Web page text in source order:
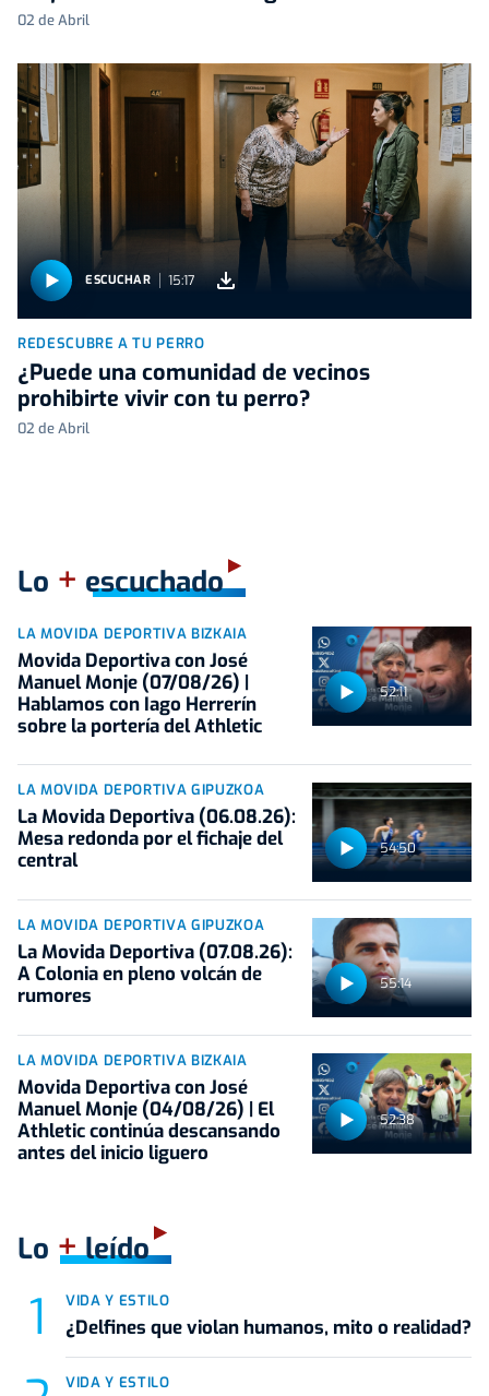
02 de Abril
ESCUCHAR 15:17
REDESCUBRE A TU PERRO
¿Puede una comunidad de vecinos
prohibirte vivir con tu perro?
02 de Abril
Lo + escuchado
52:11
LA MOVIDA DEPORTIVA BIZKAIA
Movida Deportiva con José
Manuel Monje (07/08/26) |
Hablamos con Iago Herrerín
sobre la portería del Athletic
54:50
LA MOVIDA DEPORTIVA GIPUZKOA
La Movida Deportiva (06.08.26):
Mesa redonda por el fichaje del
central
55:14
LA MOVIDA DEPORTIVA GIPUZKOA
La Movida Deportiva (07.08.26):
A Colonia en pleno volcán de
rumores
52:38
LA MOVIDA DEPORTIVA BIZKAIA
Movida Deportiva con José
Manuel Monje (04/08/26) | El
Athletic continúa descansando
antes del inicio liguero
Lo +leído
VIDA Y ESTILO
¿Delfines que violan humanos, mito o realidad?
VIDA Y ESTILO